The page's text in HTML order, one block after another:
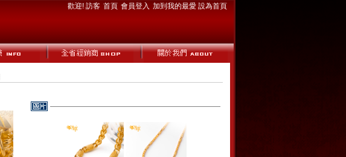
歡迎! 訪客 首頁 會員登入 加到我的最愛 設為首頁